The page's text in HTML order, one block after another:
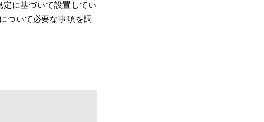
に基づいて設置してい
ついて必要な事項を調